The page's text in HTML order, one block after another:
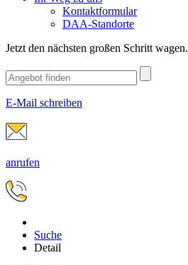
Kontaktformular
DAA-Standorte
Jetzt den nächsten großen Schritt wagen.
E-Mail schreiben
anrufen
Suche
Detail